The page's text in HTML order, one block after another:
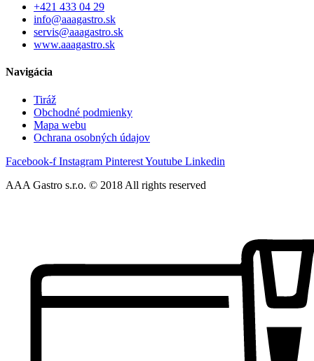
+421 433 04 29
info@aaagastro.sk
servis@aaagastro.sk
www.aaagastro.sk
Navigácia
Tiráž
Obchodné podmienky
Mapa webu
Ochrana osobných údajov
Facebook-f Instagram PinterestYoutube Linkedin
AAA Gastro s.r.o. © 2018 All rights reserved​